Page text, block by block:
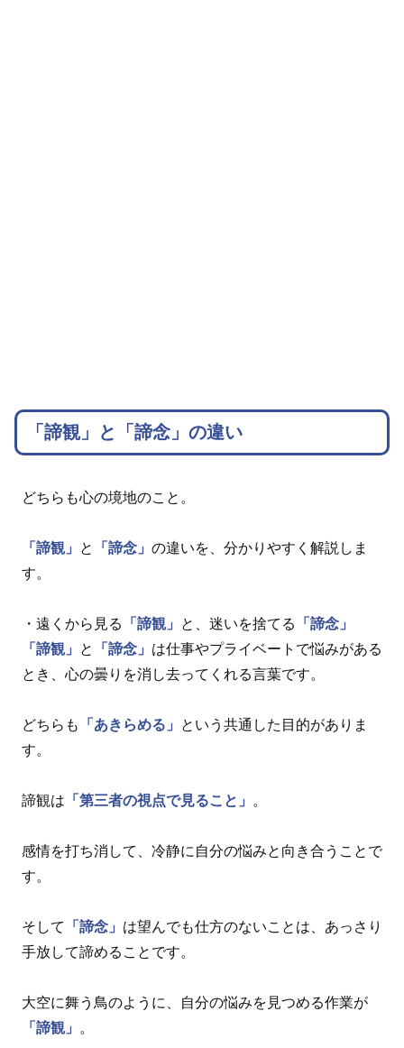
「諦観」と「諦念」の違い
どちらも心の境地のこと。
「諦観」 と 「諦念」 の違いを、分かりやすく解説しま
す。
・遠くから見る 「諦観」 と、迷いを捨てる
「諦念」
「諦観」
と 「諦念」 は仕事やプライベートで悩みがある
とき、心の曇りを消し去ってくれる言葉です。
どちらも 「あきらめる」
という共通した目的がありま
す。
諦観は 「第三者の視点で見ること」 。
感情を打ち消して、冷静に自分の悩みと向き合うことで
す。
そして 「諦念」 は望んでも仕方のないことは、あっさり
手放して諦めることです。
大空に舞う鳥のように、自分の悩みを見つめる作業が
「諦観」 。